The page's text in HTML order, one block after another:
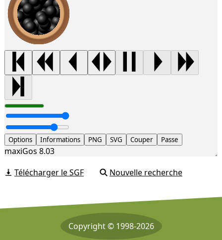
Options Informations PNG SVG Couper Passe
maxiGos 8.03
Télécharger le SGF
Nouvelle recherche
Copyright © 1998-2026